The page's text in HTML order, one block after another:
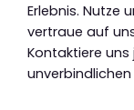
Erlebnis. Nutze
vertraue auf
Kontaktiere